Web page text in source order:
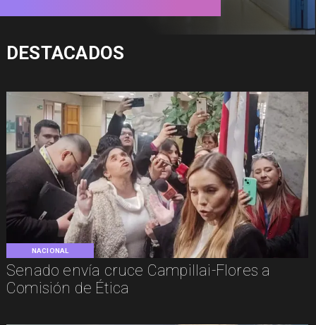
NACIONAL
Senado envía cruce Campillai-Flores a
Comisión de Ética
DESTACADOS